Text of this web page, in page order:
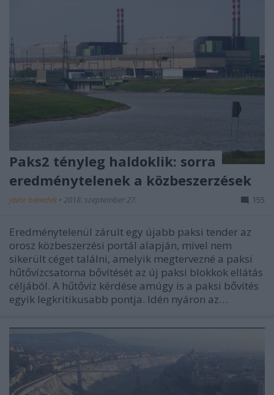
Paks2 tényleg haldoklik: sorra
eredménytelenek a közbeszerzések
jávor benedek • 2018. szeptember 27. 155
Eredménytelenül zárult egy újabb paksi tender az
orosz közbeszerzési portál alapján, mivel nem
sikerült céget találni, amelyik megtervezné a paksi
hűtővízcsatorna bővítését az új paksi blokkok ellátás
céljából. A hűtővíz kérdése amúgy is a paksi bővítés
egyik legkritikusabb pontja. Idén nyáron az…